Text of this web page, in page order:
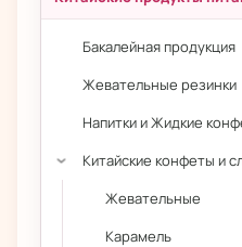
Бакалейная продукция
Жевательные резинки
Напитки и Жидкие
› Китайские конфеты и
Жевательные
Карамель